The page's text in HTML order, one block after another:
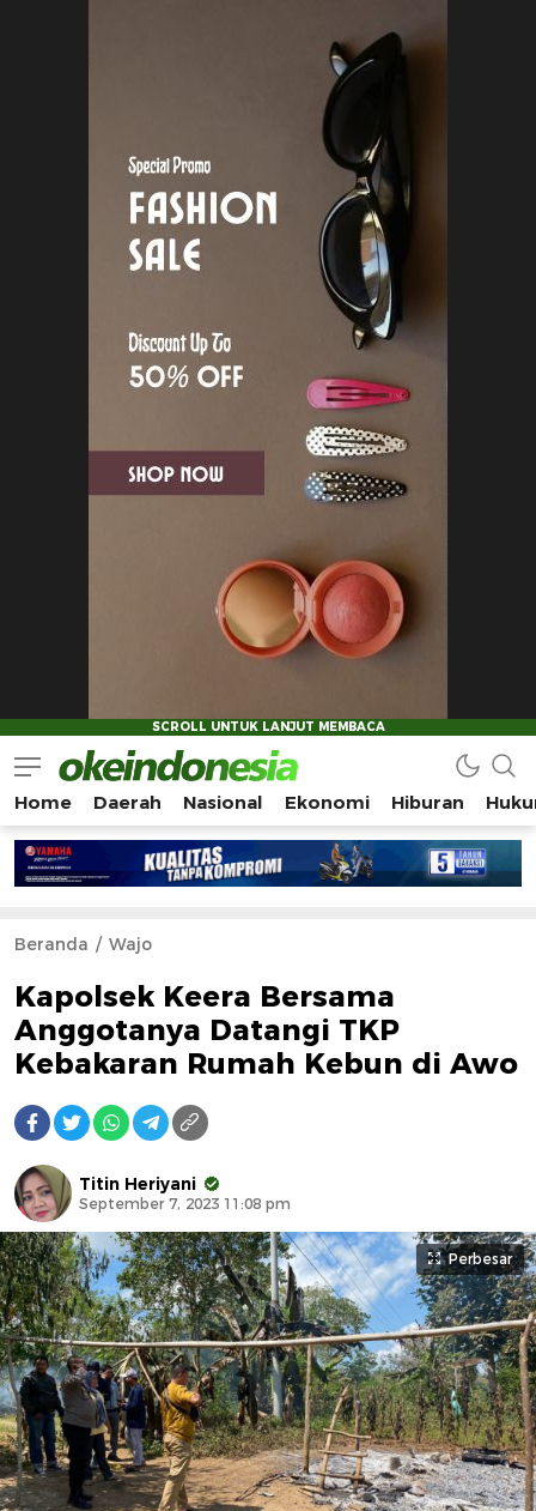
Okeindonesia.Online
Mengonlinekan Indonesia Secara Utuh
Home Daerah Nasional Ekonomi Hiburan
Beranda Wajo
Kapolsek Keera Bersama
Anggotanya Datangi TKP
Kebakaran Rumah Kebun di Awo
Titin Heriyani
September 7, 2023 11:08 pm
Perbesar